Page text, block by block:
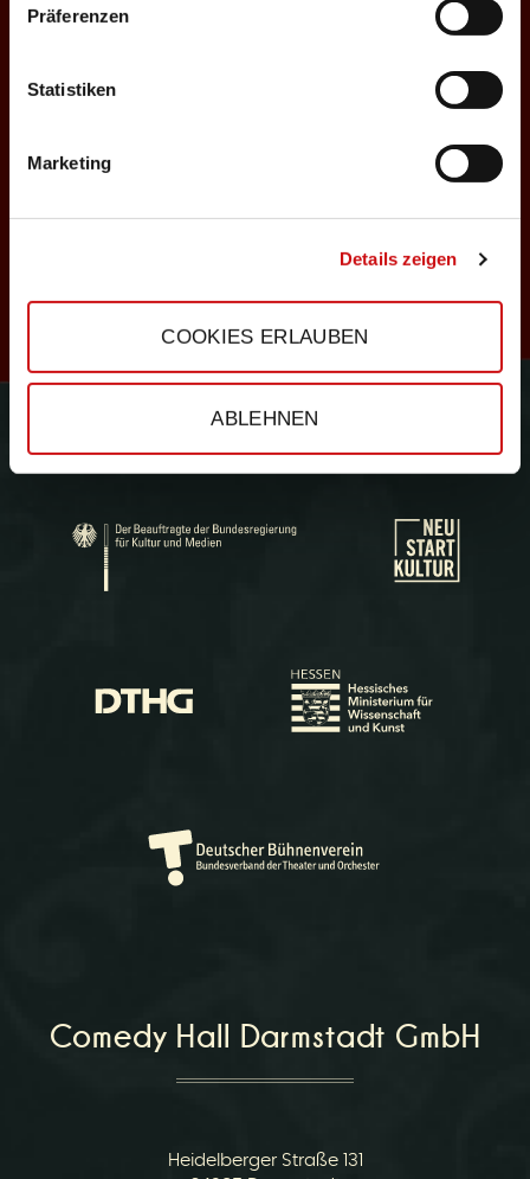
Präferenzen
Statistiken
Marketing
Details zeigen
COOKIES ERLAUBEN
ABLEHNEN
n
s
c
Gefördert durch:
Comedy Hall Darmstadt GmbH
Heidelberger Straße 131